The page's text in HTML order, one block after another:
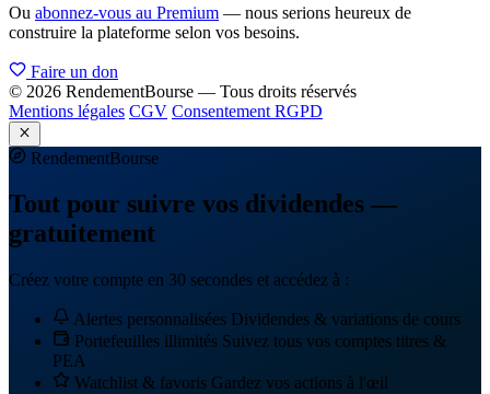
Ou abonnez-vous au Premium — nous serions heureux de
construire la plateforme selon vos besoins.
Faire un don
© 2026 RendementBourse — Tous droits réservés
Mentions légales CGV Consentement RGPD
RendementBourse
Tout pour suivre vos dividendes —
gratuitement
Créez votre compte en 30 secondes et accédez à :
Alertes personnalisées Dividendes & variations de cours
Portefeuilles illimités Suivez tous vos comptes titres &
PEA
Watchlist & favoris Gardez vos actions à l'œil